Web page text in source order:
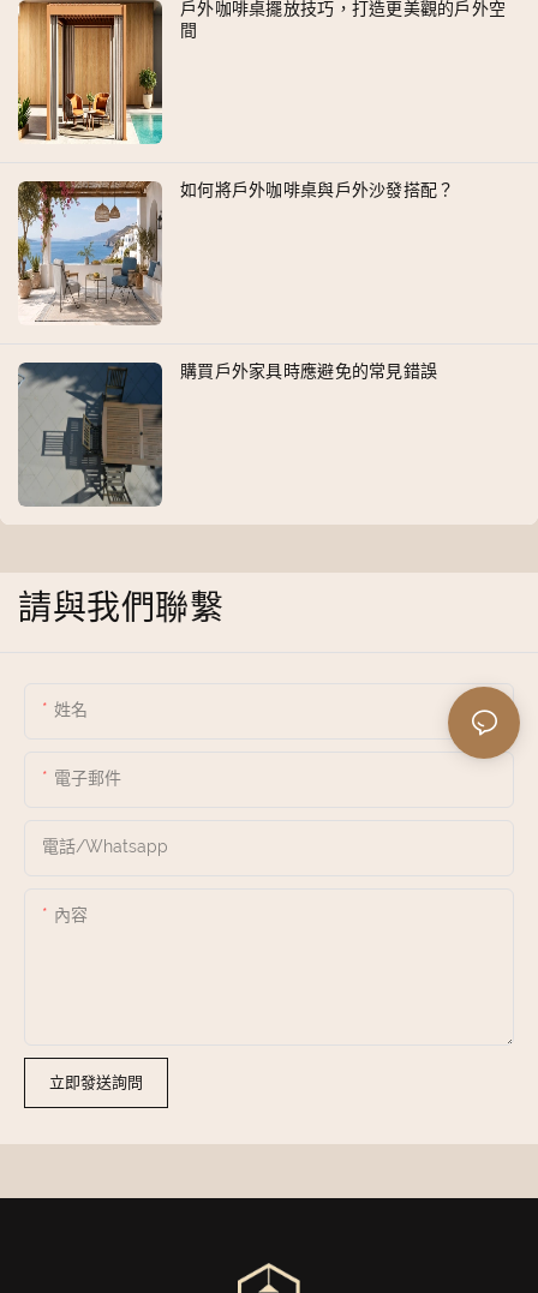
戶外咖啡桌擺放技巧，打造更美觀的戶外空
間
如何將戶外咖啡桌與戶外沙發搭配？
購買戶外家具時應避免的常見錯誤
請與我們聯繫
姓名
電子郵件
電話/whatsapp
內容
立即發送詢問